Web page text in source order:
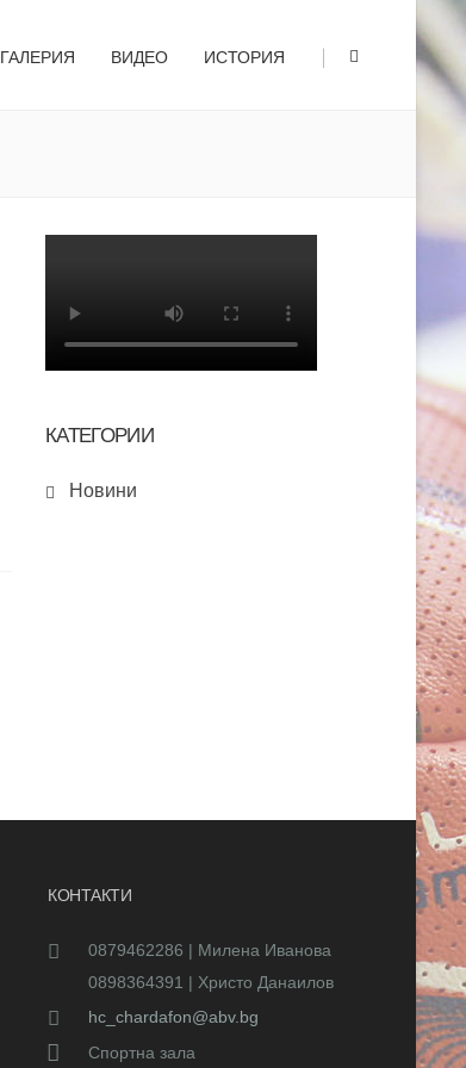
ГАЛЕРИЯ ВИДЕО ИСТОРИЯ |
КАТЕГОРИИ
Новини
КОНТАКТИ
0879462286 | Милена Иванова
0898364391 | Христо Данаилов
hc_chardafon@abv.bg
Спортна зала